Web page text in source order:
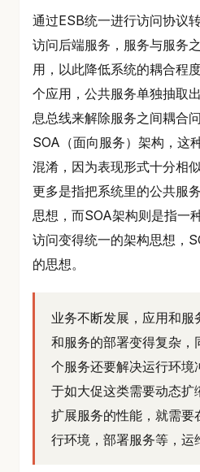
通过ESB统一进行访问协议
访问后端服务，服务与服务
用，以此降低系统的耦合程
个应用，公共服务单独抽取
息总线来解除服务之间耦合
SOA（面向服务）架构，这
混淆，因为表现形式十分相
更多是指把系统里的公共服
思想，而SOA架构则是指一
访问变得统一的架构思想，
的思想。
业务不断发展，应用和服
和服务的部署变得复杂，
个服务还要解决运行环境
于如大促这类需要动态扩
扩展服务的性能，就需要
行环境，部署服务等，运